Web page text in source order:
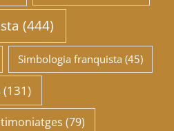
(444)
Simbologia franquista (45)
(131)
(79)